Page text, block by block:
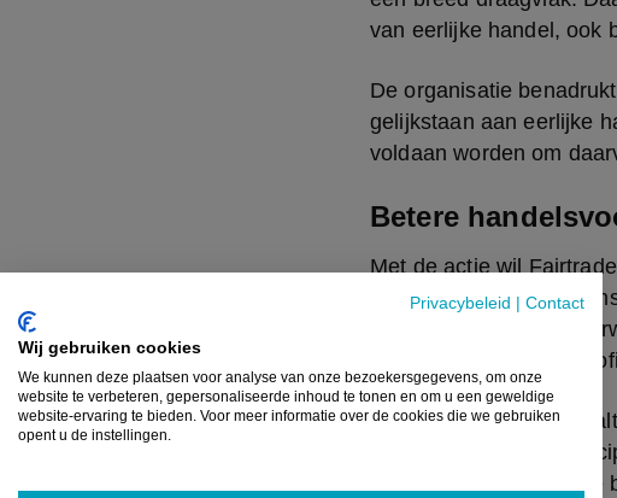
Privacybeleid Contact
Wij gebruiken cookies
We kunnen deze plaatsen voor analyse van onze bezoekersgegevens, om onze
website te verbeteren, gepersonaliseerde inhoud te tonen en om u een geweldige
website-ervaring te bieden. Voor meer informatie over de cookies die we gebruiken
opent u de instellingen.
van eerlijke handel, ook
De organisatie
gelijkstaan aan eerlijke
voldaan worden om
Betere
Met de actie wil
bij elkaar staan dan
boer betere
het product. En daar
"Als consument heb je
Weiler. "Als we dat
aankoop, dan geven